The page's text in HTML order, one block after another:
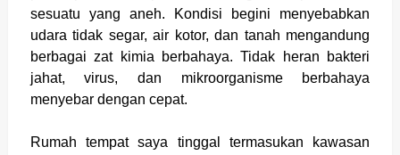
sesuatu yang aneh. Kondisi begini menyebabkan
udara tidak segar, air kotor, dan tanah mengandung
berbagai zat kimia berbahaya. Tidak heran bakteri
jahat, virus, dan mikroorganisme berbahaya
menyebar dengan cepat.
Rumah tempat saya tinggal termasukan kawasan